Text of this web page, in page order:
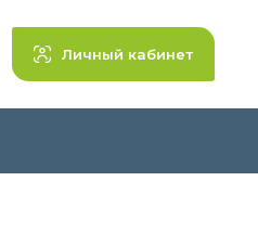
Личный кабинет